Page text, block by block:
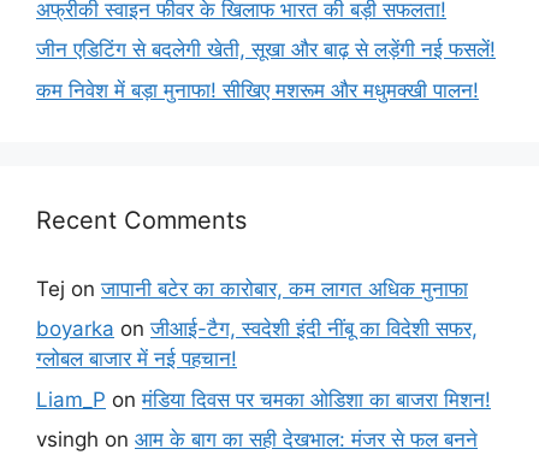
अफ्रीकी स्वाइन फीवर के खिलाफ भारत की बड़ी सफलता!
जीन एडिटिंग से बदलेगी खेती, सूखा और बाढ़ से लड़ेंगी नई फसलें!
कम निवेश में बड़ा मुनाफा! सीखिए मशरूम और मधुमक्खी पालन!
Recent Comments
Tej onजापानी बटेर का कारोबार, कम लागत अधिक मुनाफा
boyarka onजीआई-टैग, स्वदेशी इंदी नींबू का विदेशी सफर,
ग्लोबल बाजार में नई पहचान!
Liam_P onमंडिया दिवस पर चमका ओडिशा का बाजरा मिशन!
vsingh on आम के बाग का सही देखभाल: मंजर से फल बनने